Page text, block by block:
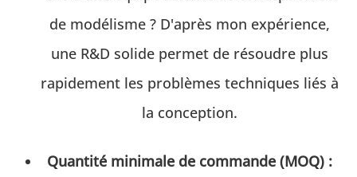
de modélisme ? D'après mon expérience,
une R&D solide permet de résoudre plus
rapidement les problèmes techniques liés à
la conception.
Quantité minimale de commande (MOQ) :